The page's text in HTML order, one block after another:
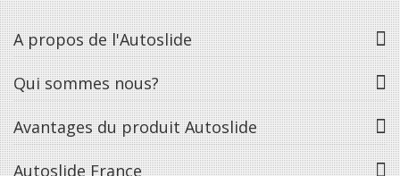
A propos de l'Autoslide
Qui sommes nous?
Avantages du produit Autoslide
Autoslide France